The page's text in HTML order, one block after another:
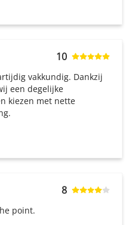
10
vakkundig. Dankzij
een degelijke
kiezen met nette
8
point.